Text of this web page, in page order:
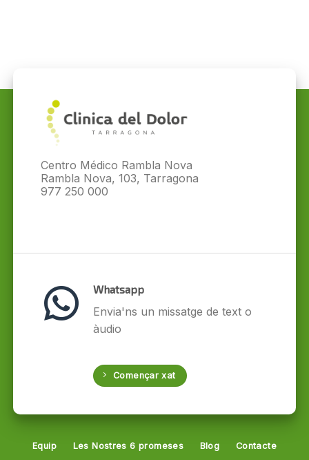
Centro Médico Rambla Nova
Rambla Nova, 103, Tarragona
977 250 000
Whatsapp
Envia'ns un missatge de text o
àudio
Començar xat
Equip Les Nostres 6 promeses Blog Contacte